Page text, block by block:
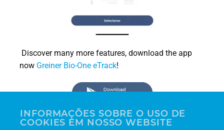
Discover many more features, download the app
now Greiner Bio-One eTrack!
INFORMAÇÕES SOBRE O USO DE
COOKIES EM NOSSO WEBSITE